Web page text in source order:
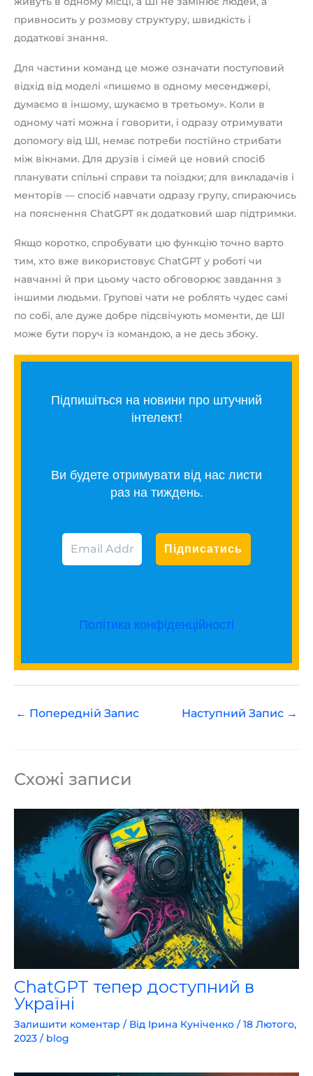
привносить у розмову структуру, швидкість і
додаткові знання.
Для частини команд це може означати поступовий
відхід від моделі «пишемо в одному месенджері,
думаємо в іншому, шукаємо в третьому». Коли в
одному чаті можна і говорити, і одразу отримувати
допомогу від ШІ, немає потреби постійно стрибати
між вікнами. Для друзів і сімей це новий спосіб
планувати спільні справи та поїздки; для викладачів і
менторів — спосіб навчати одразу групу, спираючись
на пояснення ChatGPT як додатковий шар підтримки.
Якщо коротко, спробувати цю функцію точно варто
тим, хто вже використовує ChatGPT у роботі чи
навчанні й при цьому часто обговорює завдання з
іншими людьми. Групові чати не роблять чудес самі
по собі, але дуже добре підсвічують моменти, де ШІ
може бути поруч із командою, а не десь збоку.
Підпишіться на новини про штучний
інтелект!
Ви будете отримувати від нас листи
раз на тиждень.
Політика конфіденційності
← Попередній Запис Наступний Запис →
Схожі записи
ChatGPT тепер доступний в
Україні
Залишити коментар / Від Ірина Куніченко /18 Лютого,
2023 / blog